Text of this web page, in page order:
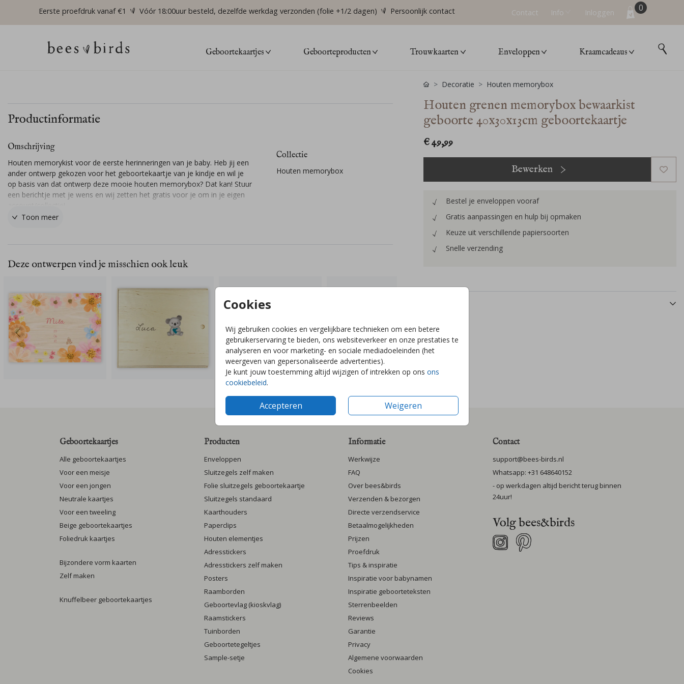
Eerste proefdruk vanaf €1 Vóór 18:00uur besteld, dezelfde werkdag verzonden (folie +1/2 dagen) Persoonlijk contact Contact Info Inloggen 0
Geboortekaartjes Geboorteproducten Trouwkaarten Enveloppen Kraamcadeaus
Cookies
Wij gebruiken cookies en vergelijkbare technieken om een betere
gebruikerservaring te bieden, ons websiteverkeer en onze prestaties te
analyseren en voor marketing- en sociale mediadoeleinden (het
weergeven van gepersonaliseerde advertenties).
Je kunt jouw toestemming altijd wijzigen of intrekken op ons ons
cookiebeleid.
Accepteren Weigeren
Productinformatie
Omschrijving
Houten memorykist voor de eerste herinneringen van je baby. Heb jij een
ander ontwerp gekozen voor het geboortekaartje van je kindje en wil je
op basis van dat ontwerp deze mooie houten memorybox? Dat kan! Stuur
een berichtje met je wens en wij zetten het gratis voor je om in je eigen
Toon meer
Collectie
Houten memorybox
Deze ontwerpen vind je misschien ook leuk
Decoratie Houten memorybox
Houten grenen memorybox bewaarkist
geboorte 40x30x13cm geboortekaartje
€ 49,99
Bewerken
Bestel je enveloppen vooraf
Gratis aanpassingen en hulp bij opmaken
Keuze uit verschillende papiersoorten
Snelle verzending
Geboortekaartjes
Alle geboortekaartjes
Voor een meisje
Voor een jongen
Neutrale kaartjes
Voor een tweeling
Beige geboortekaartjes
Foliedruk kaartjes
Bijzondere vorm kaarten
Zelf maken
Knuffelbeer geboortekaartjes
Producten
Enveloppen
Sluitzegels zelf maken
Folie sluitzegels geboortekaartje
Sluitzegels standaard
Kaarthouders
Paperclips
Houten elementjes
Adresstickers
Adresstickers zelf maken
Posters
Raamborden
Geboortevlag (kioskvlag)
Raamstickers
Tuinborden
Geboortetegeltjes
Sample-setje
Informatie
Werkwijze
FAQ
Over bees&birds
Verzenden & bezorgen
Directe verzendservice
Betaalmogelijkheden
Prijzen
Proefdruk
Tips & inspiratie
Inspiratie voor babynamen
Inspiratie geboorteteksten
Sterrenbeelden
Reviews
Garantie
Privacy
Algemene voorwaarden
Cookies
Contact
support@bees-birds.nl
Whatsapp: +31 648640152
- op werkdagen altijd bericht terug binnen
24uur!
Volg bees&birds